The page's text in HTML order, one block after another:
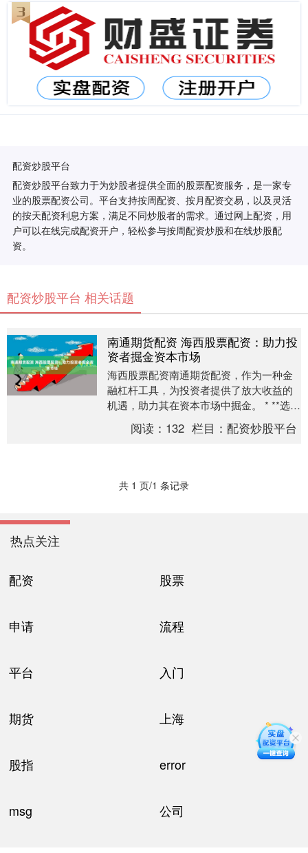
配资炒股平台
配资炒股平台致力于为炒股者提供全面的股票配资服务，是一家专
业的股票配资公司。平台支持按周配资、按月配资交易，以及灵活
的按天配资利息方案，满足不同炒股者的需求。通过网上配资，用
户可以在线完成配资开户，轻松参与按周配资炒股和在线炒股配
资。
配资炒股平台 相关话题
南通期货配资 海西股票配资：助力投
资者掘金资本市场
海西股票配资南通期货配资，作为一种金
融杠杆工具，为投资者提供了放大收益的
机遇，助力其在资本市场中掘金。 * **选择
正规平台：**选择信誉良好、监管合规的配
资平....阅读： 132 栏目：配资炒股平台
共 1 页/1 条记录
热点关注
配资 股票
申请 流程
平台 入门
期货 上海
股指 error
msg 公司